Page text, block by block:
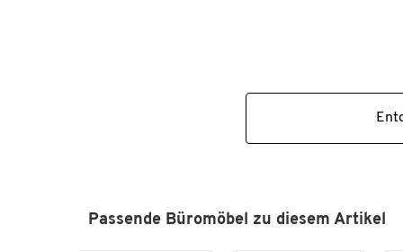
Passende Büromöbel zu diesem Artikel